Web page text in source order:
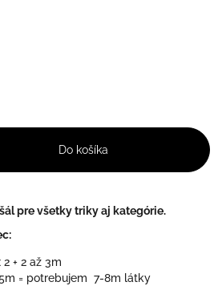
Do košíka
pre všetky triky aj kategórie.
+ 2 až 3m
= potrebujem 7-8m látky